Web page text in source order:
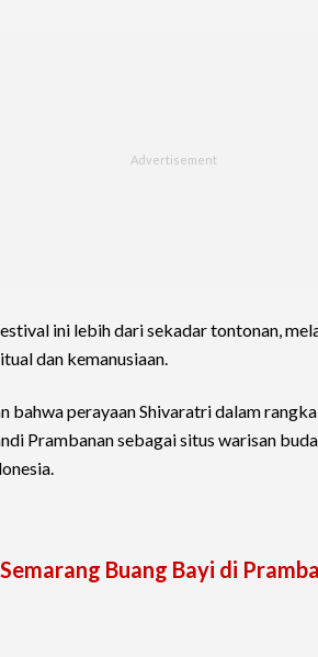
ini lebih dari sekadar tontonan,
dan kemanusiaan.
bahwa perayaan Shivaratri dalam
Prambanan sebagai situs warisan
Buang Bayi di